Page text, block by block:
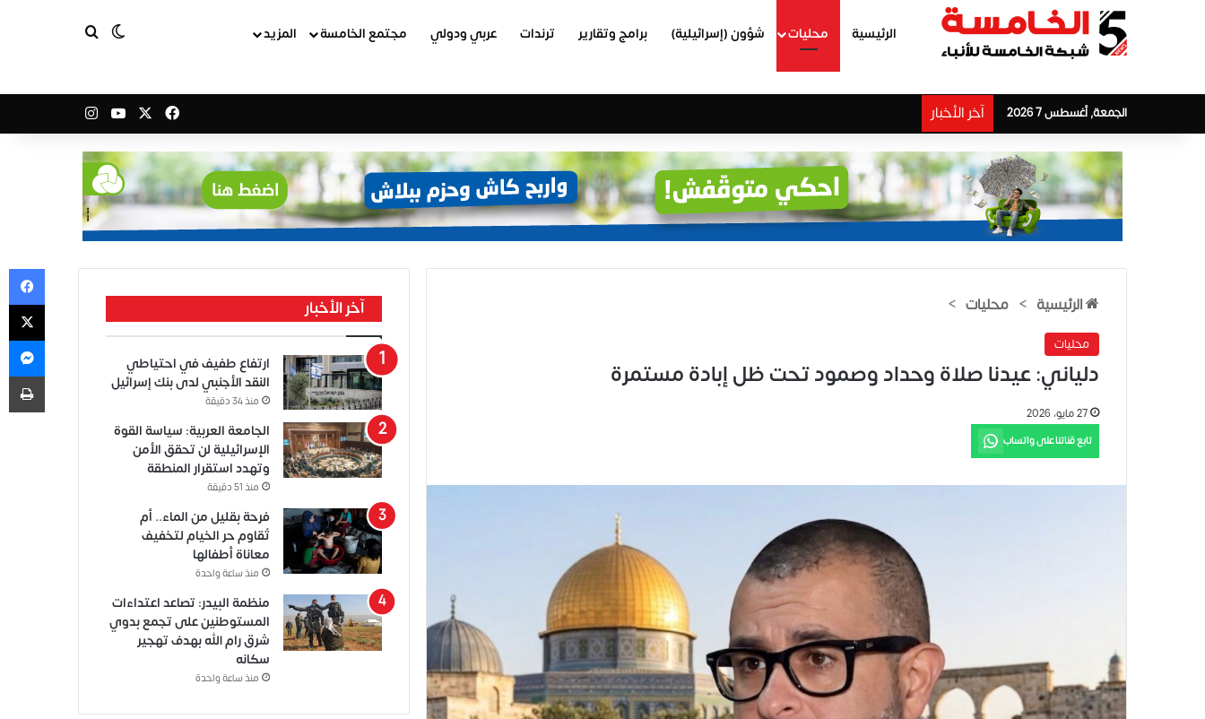
الرئيسية محليات شؤون (إسرائيلية) برامج وتقارير ترندات عربي ودولي مجتمع الخامسة المزيد الوضع المظلم
بحث عن
الجمعة, أغسطس 7 2026 آخر الأخبار فيسبوك‫YouTube
انستقرام
الرئيسية > محليات >
محليات
دلياني: عيدنا صلاة وحداد وصمود تحت ظل إبادة مستمرة
27 مايو، 2026
تابع قناتنا على واتساب
آخر الأخبار
ارتفاع طفيف في احتياطي
النقد الأجنبي لدى بنك إسرائيل
منذ 34 دقيقة
الجامعة العربية: سياسة القوة
الإسرائيلية لن تحقق الأمن
وتهدد استقرار المنطقة
منذ 51 دقيقة
فرحة بقليل من الماء.. أم
تُقاوم حر الخيام لتخفيف
معاناة أطفالها
منذ ساعة واحدة
منظمة البيدر: تصاعد اعتداءات
المستوطنين على تجمع بدوي
شرق رام الله بهدف تهجير
سكانه
منذ ساعة واحدة
‫X